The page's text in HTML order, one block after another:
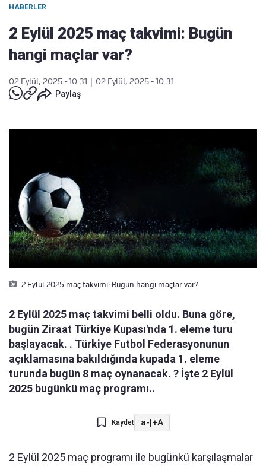
HABERLER
2 Eylül 2025 maç takvimi: Bugün
hangi maçlar var?
02 Eylül, 2025 - 10:31
02 Eylül, 2025 - 10:31
Paylaş
2 Eylül 2025 maç takvimi: Bugün hangi maçlar var?
2 Eylül 2025 maç takvimi belli oldu. Buna göre,
bugün Ziraat Türkiye Kupası'nda 1. eleme turu
başlayacak. . Türkiye Futbol Federasyonunun
açıklamasına bakıldığında kupada 1. eleme
turunda bugün 8 maç oynanacak. ? İşte 2 Eylül
2025 bugünkü maç programı..
Kaydet a-|+A
2 Eylül 2025 maç programı ile bugünkü karşılaşmalar